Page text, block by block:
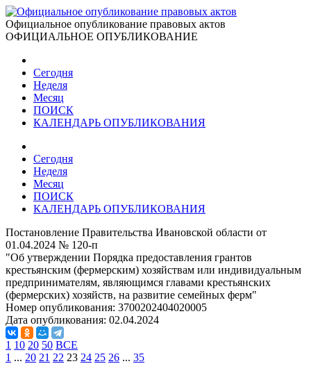
Официальное опубликование правовых актов
ОФИЦИАЛЬНОЕ ОПУБЛИКОВАНИЕ
Сегодня
Неделя
Месяц
ПОИСК
КАЛЕНДАРЬ ОПУБЛИКОВАНИЯ
Сегодня
Неделя
Месяц
ПОИСК
КАЛЕНДАРЬ ОПУБЛИКОВАНИЯ
Постановление Правительства Ивановской области от
01.04.2024 № 120-п
"Об утверждении Порядка предоставления грантов
крестьянским (фермерским) хозяйствам или индивидуальным
предпринимателям, являющимся главами крестьянских
(фермерских) хозяйств, на развитие семейных ферм"
Номер опубликования: 3700202404020005
Дата опубликования: 02.04.2024
1 10 20 50 ВСЕ
1 ... 20 21 22 23 24 25 26 ... 35